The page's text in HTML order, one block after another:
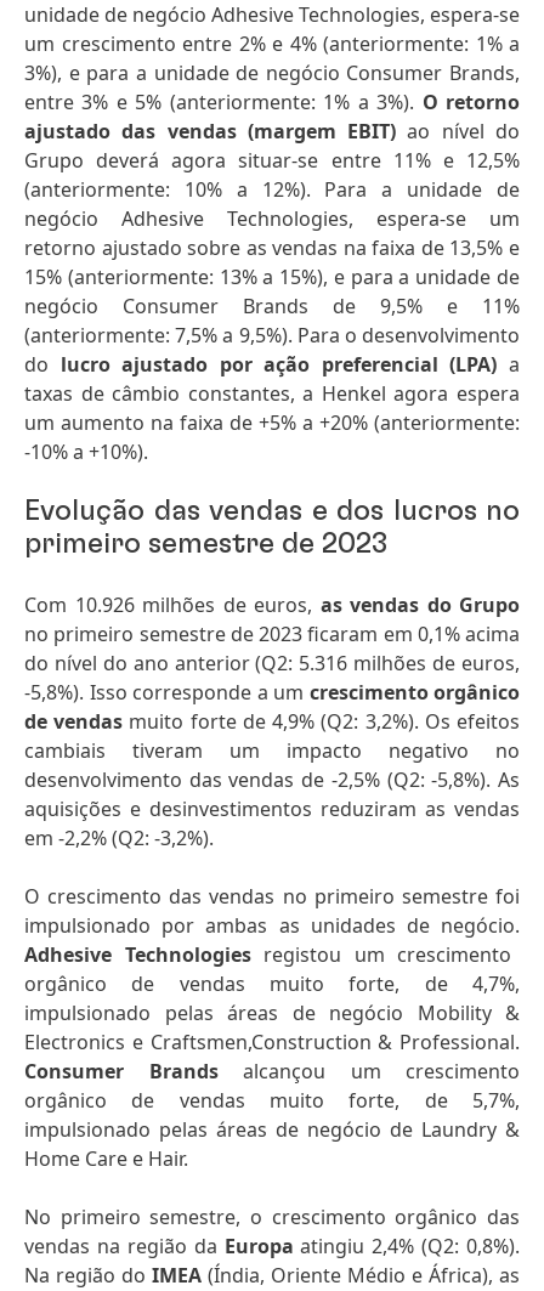
unidade de negócio Adhesive Technologies, espera-se
um crescimento entre 2% e 4% (anteriormente: 1% a
3%), e para a unidade de negócio Consumer Brands,
entre 3% e 5% (anteriormente: 1% a 3%). O retorno
ajustado das vendas (margem EBIT) ao nível do
Grupo deverá agora situar-se entre 11% e 12,5%
(anteriormente: 10% a 12%). Para a unidade de
negócio Adhesive Technologies, espera-se um
retorno ajustado sobre as vendas na faixa de 13,5% e
15% (anteriormente: 13% a 15%), e para a unidade de
negócio Consumer Brands de 9,5% e 11%
(anteriormente: 7,5% a 9,5%). Para o desenvolvimento
do lucro ajustado por ação preferencial(LPA) a
taxas de câmbio constantes, a Henkel agora espera
um aumento na faixa de +5% a +20% (anteriormente:
-10% a +10%).
Evolução das vendas e dos lucros no
primeiro semestre de 2023
Com 10.926 milhões de euros, as vendas do Grupo
no primeiro semestre de 2023 ficaram em 0,1% acima
do nível do ano anterior (Q2: 5.316 milhões de euros,
-5,8%). Isso corresponde a um crescimento orgânico
de vendas muito forte de 4,9% (Q2: 3,2%). Os efeitos
cambiais tiveram um impacto negativo no
desenvolvimento das vendas de -2,5% (Q2: -5,8%). As
aquisições e desinvestimentos reduziram as vendas
em -2,2% (Q2: -3,2%).
O crescimento das vendas no primeiro semestre foi
impulsionado por ambas as unidades de negócio.
Adhesive Technologiesregistou um crescimento
orgânico de vendas muito forte, de 4,7%,
impulsionado pelas áreas de negócio Mobility &
Electronics e Craftsmen,Construction & Professional.
Consumer Brandsalcançou um crescimento
orgânico de vendas muito forte, de 5,7%,
impulsionado pelas áreas de negócio de Laundry &
Home Care e Hair.
No primeiro semestre, o crescimento orgânico das
vendas na região da Europa atingiu 2,4% (Q2: 0,8%).
Na região do IMEA (Índia, Oriente Médio e África), as